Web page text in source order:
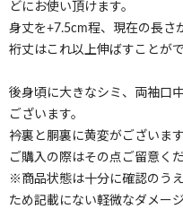
どにお使い頂けます。
身丈を+7.5cm程、現在の長さ
裄丈はこれ以上伸ばすことが
後身頃に大きなシミ、両袖口
ございます。
衿裏と胴裏に黄変がございます
ご購入の際はその点ご留意くだ
※商品状態は十分に確認のう
ため記載にない軽微なダメー